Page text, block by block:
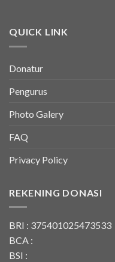
QUICK LINK
Donatur
Pengurus
Photo Galery
FAQ
Privacy Policy
REKENING DONASI
BRI : 375401025473533
BCA :
BSI :